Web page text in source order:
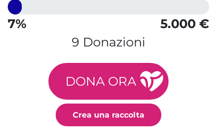
7%
5.000 €
9 Donazioni
DONA ORA
Crea una raccolta